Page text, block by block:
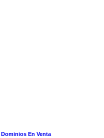
Dominios En Venta